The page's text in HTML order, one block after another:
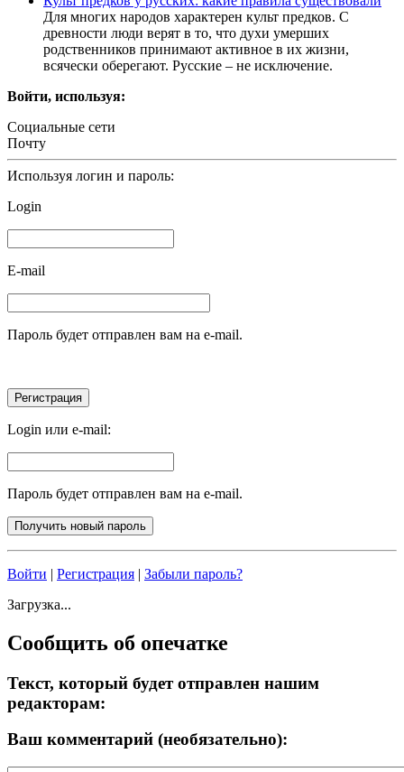
Для многих народов характерен культ предков. С
древности люди верят в то, что духи умерших
родственников принимают активное в их жизни,
всячески оберегают. Русские – не исключение.
Войти, используя:
Социальные сети
Почту
Используя логин и пароль:
Login
E-mail
Пароль будет отправлен вам на e-mail.
Login или e-mail:
Пароль будет отправлен вам на e-mail.
Войти | Регистрация | Забыли пароль?
Загрузка...
Сообщить об опечатке
Текст, который будет отправлен нашим
редакторам:
Ваш комментарий (необязательно):